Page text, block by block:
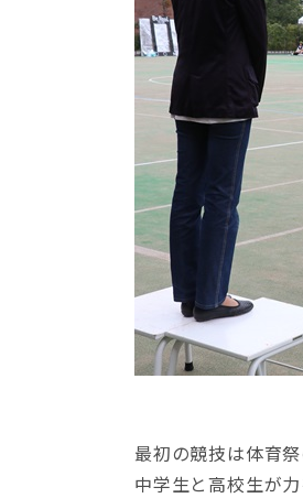
最初の競技は体育
中学生と高校生が